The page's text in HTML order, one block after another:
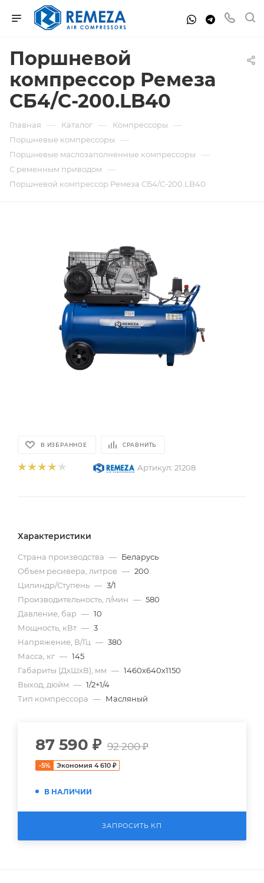
Поршневой
компрессор Ремеза
СБ4/С-200.LB40
Главная — Каталог — Компрессоры —
Поршневые компрессоры —
Поршневые маслозаполненные компрессоры —
С ременным приводом —
Поршневой компрессор Ремеза СБ4/С-200.LB40
В ИЗБРАННОЕ СРАВНИТЬ
Артикул: 21208
Характеристики
Страна производства — Беларусь
Объем ресивера, литров — 200
Цилиндр/Ступень — 3/1
Производительность, л/мин — 580
Давление, бар — 10
Мощность, кВт — 3
Напряжение, В/Гц — 380
Масса, кг — 145
Габариты (ДхШхВ), мм — 1460х640х1150
Выход, дюйм — 1/2+1/4
Тип компрессора — Масляный
87 590 ₽ 92 200₽
-5% Экономия 4 610 ₽
В НАЛИЧИИ
ЗАПРОСИТЬ КП